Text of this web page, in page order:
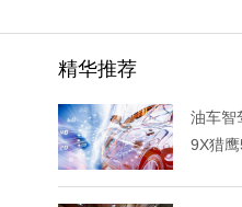
精华推荐
油车智
9X猎